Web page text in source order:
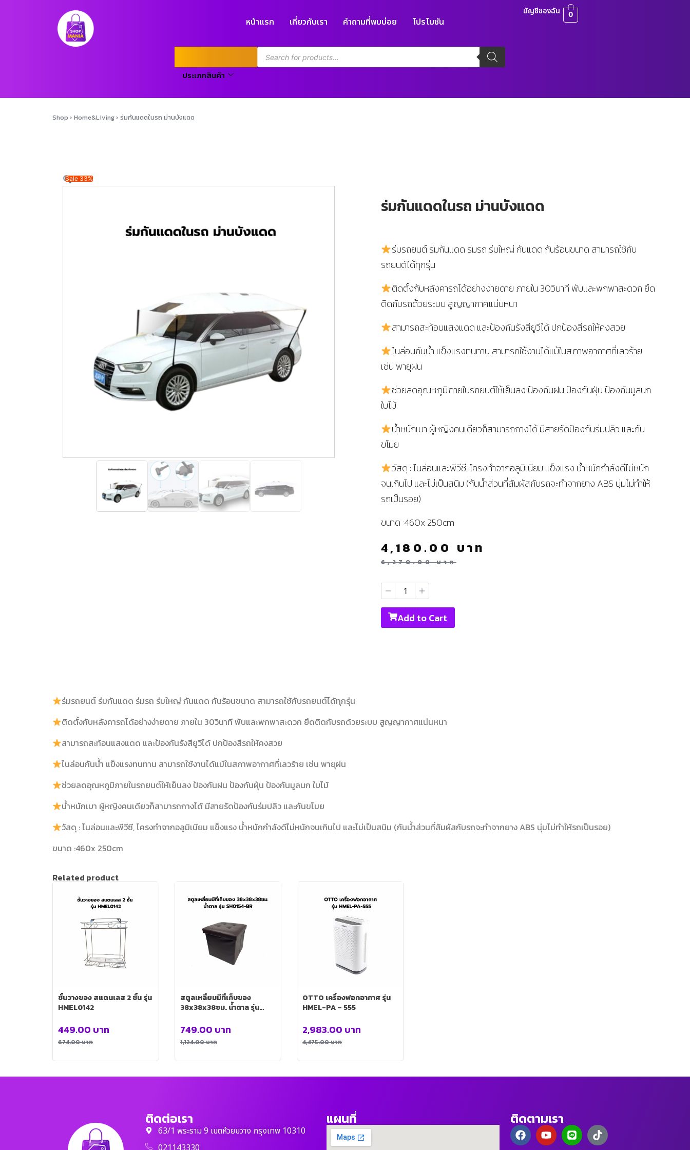
หน้าแรก เกี่ยวกับเรา คำถามที่พบบ่อย โปรโมชัน
ประเภทสินค้า
บัญชีของฉัน 0
Shop › Home&Living› ร่มกันแดดในรถ ม่านบังแดด
Sale 33%
ร่มกันแดดในรถ ม่านบังแดด
ร่มรถยนต์ ร่มกันแดด ร่มรถ ร่มใหญ่ กันแดด กันร้อนขนาด สามารถใช้กับ
รถยนต์ได้ทุกรุ่น
ติดตั้งกับหลังคารถได้อย่างง่ายดาย ภายใน 30วินาที พับและพกพาสะดวก ยึด
ติดกับรถด้วยระบบ สูญญากาศแน่นหนา
สามารถสะท้อนแสงแดด และป้องกันรังสียูวีได้ ปกป้องสีรถให้คงสวย
ไนล่อนกันน้ำ แข็งแรงทนทาน สามารถใช้งานได้แม้ในสภาพอากาศที่เลวร้าย
เช่น พายุฝน
ช่วยลดอุณหภูมิภายในรถยนต์ให้เย็นลง ป้องกันฝน ป้องกันฝุ่น ป้องกันมูลนก
ใบไม้
น้ำหนักเบา ผู้หญิงคนเดียวก็สามารถกางได้ มีสายรัดป้องกันร่มปลิว และกัน
ขโมย
วัสดุ : ไนล่อนและพีวีซี, โครงทำจากอลูมิเนียม แข็งแรง น้ำหนักกำลังดีไม่หนัก
จนเกินไป และไม่เป็นสนิม (กันน้ำส่วนที่สัมผัสกับรถจะทำจากยาง ABS นุ่มไม่ทำให้
รถเป็นรอย)
ขนาด :460x 250cm
6,270.00บาท
4,180.00 บาท
Add to Cart
ร่มรถยนต์ ร่มกันแดด ร่มรถ ร่มใหญ่ กันแดด กันร้อนขนาด สามารถใช้กับรถยนต์ได้ทุกรุ่น
ติดตั้งกับหลังคารถได้อย่างง่ายดาย ภายใน 30วินาที พับและพกพาสะดวก ยึดติดกับรถด้วยระบบ สูญญากาศแน่นหนา
สามารถสะท้อนแสงแดด และป้องกันรังสียูวีได้ ปกป้องสีรถให้คงสวย
ไนล่อนกันน้ำ แข็งแรงทนทาน สามารถใช้งานได้แม้ในสภาพอากาศที่เลวร้าย เช่น พายุฝน
ช่วยลดอุณหภูมิภายในรถยนต์ให้เย็นลง ป้องกันฝน ป้องกันฝุ่น ป้องกันมูลนก ใบไม้
น้ำหนักเบา ผู้หญิงคนเดียวก็สามารถกางได้ มีสายรัดป้องกันร่มปลิว และกันขโมย
วัสดุ : ไนล่อนและพีวีซี, โครงทำจากอลูมิเนียม แข็งแรง น้ำหนักกำลังดีไม่หนักจนเกินไป และไม่เป็นสนิม (กันน้ำส่วนที่สัมผัสกับรถจะทำจากยาง ABS นุ่มไม่ทำให้รถเป็นรอย)
ขนาด :460x 250cm
Related product
ชั้นวางของ สแตนเลส 2 ชั้น รุ่น
HMEL0142
674.00บาท
449.00 บาท
สตูลเหลี่ยมมีที่เก็บของ
38x38x38ซม. น้ำตาล รุ่น
1,124.00บาท
749.00 บาท
OTTO เครื่องฟอกอากาศ รุ่น
HMEL-PA – 555
4,475.00บาท
2,983.00 บาท
ติดต่อเรา
63/1 พระราม 9 เขตห้วยขวาง กรุงเทพ 10310
แผนที่ ติดตามเรา